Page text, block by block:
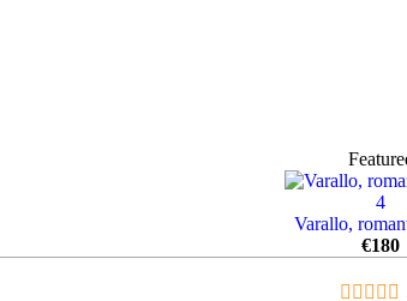
4
Varallo,
€180